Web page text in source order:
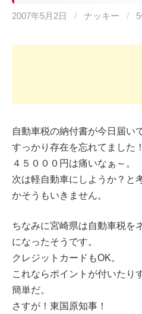
2007年5月2日 / ナッキー /
自動車税の納付書が今日届い
すっかり存在を忘れてました！
４５０００円は痛いなぁ～。
次は軽自動車にしようか？と
かそうもいきません。
ちなみに宮崎県は自動車税を
になったそうです。
クレジットカードもOK。
これならポイントが付いたり
簡単だ。
さすが！東国原知事！